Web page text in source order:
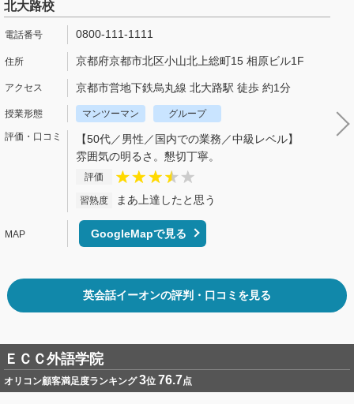
北大路校
0800-111-1111
京都府京都市北区小山北上総町15 相原ビル1F
京都市営地下鉄烏丸線 北大路駅 徒歩 約1分
マンツーマン グループ
【50代／男性／国内での業務／中級レベル】
雰囲気の明るさ。懇切丁寧。
評価
習熟度 まあ上達したと思う
GoogleMapで見る
英会話イーオンの評判・口コミを見る
ＥＣＣ外語学院
オリコン顧客満足度ランキング3位 76.7点